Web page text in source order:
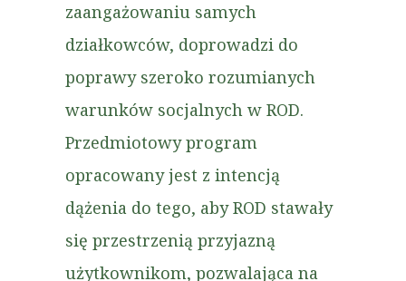
zaangażowaniu samych
działkowców, doprowadzi do
poprawy szeroko rozumianych
warunków socjalnych w ROD.
Przedmiotowy program
opracowany jest z intencją
dążenia do tego, aby ROD stawały
się przestrzenią przyjazną
użytkownikom, pozwalająca na